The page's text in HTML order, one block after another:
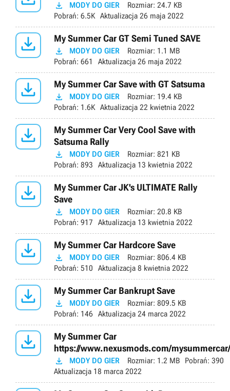
 MODY DO GIER Rozmiar: 24.7 KB
Pobrań: 6.5K Aktualizacja 26 maja 2022
 My Summer Car GT Semi Tuned SAVE
 MODY DO GIER Rozmiar: 1.1 MB
Pobrań: 661 Aktualizacja 26 maja 2022
 My Summer Car Save with GT Satsuma
 MODY DO GIER Rozmiar: 19.4 KB
Pobrań: 1.6K Aktualizacja 22 kwietnia 2022

My Summer Car Very Cool Save with
Satsuma Rally
 MODY DO GIER Rozmiar: 821 KB
Pobrań: 893 Aktualizacja 13 kwietnia 2022

My Summer Car JK's ULTIMATE Rally
Save
 MODY DO GIER Rozmiar: 20.8 KB
Pobrań: 917 Aktualizacja 13 kwietnia 2022
 My Summer Car Hardcore Save
 MODY DO GIER Rozmiar: 806.4 KB
Pobrań: 510 Aktualizacja 8 kwietnia 2022
 My Summer Car Bankrupt Save
 MODY DO GIER Rozmiar: 809.5 KB
Pobrań: 146 Aktualizacja 24 marca 2022

My Summer Car
https://www.nexusmods.com/
 MODY DO GIER Rozmiar: 1.2 MB Pobrań: 390
Aktualizacja 18 marca 2022